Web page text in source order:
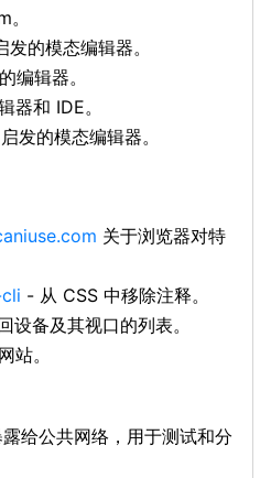
的模态编辑器。
编辑器。
器和 IDE。
发的模态编辑器。
关于浏览器对特
- 从 CSS 中移除注释。
设备及其视口的列表。
站。
给公共网络，用于测试和分